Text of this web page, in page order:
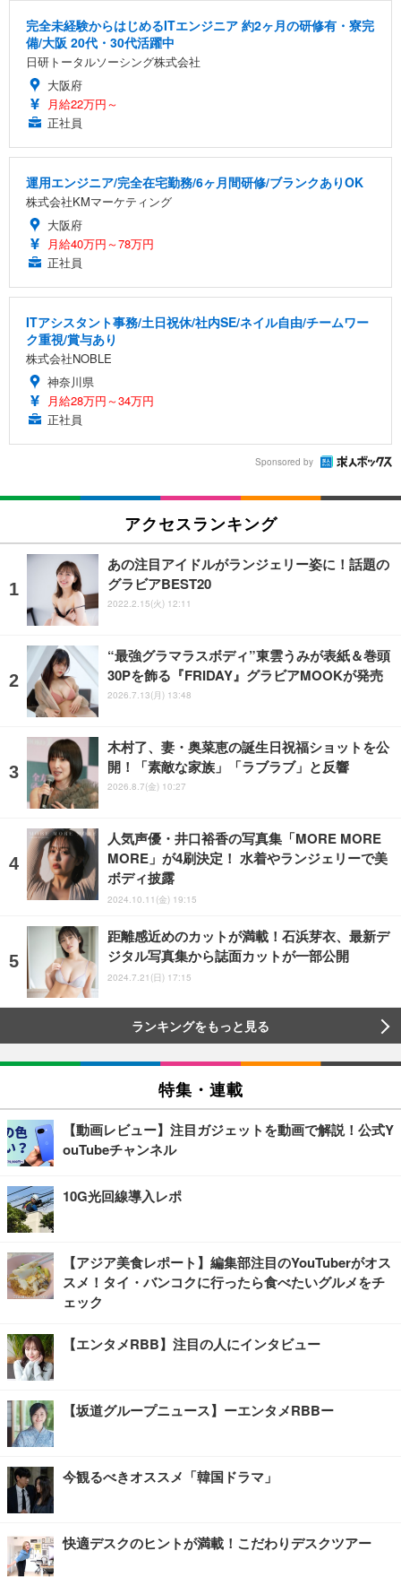
完全未経験からはじめるITエンジニア 約2ヶ月の研修有・寮完
備/大阪 20代・30代活躍中
日研トータルソーシング株式会社
大阪府
月給22万円～
正社員
運用エンジニア/完全在宅勤務/6ヶ月間研修/ブランクありOK
株式会社KMマーケティング
大阪府
月給40万円～78万円
正社員
ITアシスタント事務/土日祝休/社内SE/ネイル自由/チームワー
ク重視/賞与あり
株式会社NOBLE
神奈川県
月給28万円～34万円
正社員
Sponsored by
アクセスランキング
あの注目アイドルがランジェリー姿に！話題の
グラビアBEST20
2022.2.15(火) 12:11
“最強グラマラスボディ”東雲うみが表紙＆巻頭
30Pを飾る『FRIDAY』グラビアMOOKが発売
2026.7.13(月) 13:48
木村了、妻・奥菜恵の誕生日祝福ショットを公
開！「素敵な家族」「ラブラブ」と反響
2026.8.7(金) 10:27
人気声優・井口裕香の写真集「MORE MORE
MORE」が4刷決定！ 水着やランジェリーで美
ボディ披露
2024.10.11(金) 19:15
距離感近めのカットが満載！石浜芽衣、最新デ
ジタル写真集から誌面カットが一部公開
2024.7.21(日) 17:15
ランキングをもっと見る
特集・連載
【動画レビュー】注目ガジェットを動画で解説！公式Y
ouTubeチャンネル
10G光回線導入レポ
【アジア美食レポート】編集部注目のYouTuberがオス
スメ！タイ・バンコクに行ったら食べたいグルメをチ
ェック
【エンタメRBB】注目の人にインタビュー
【坂道グループニュース】ーエンタメRBBー
今観るべきオススメ「韓国ドラマ」
快適デスクのヒントが満載！こだわりデスクツアー